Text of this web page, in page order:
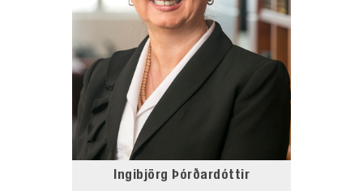
Ingibjörg Þórðardóttir